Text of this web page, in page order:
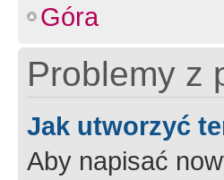
Góra
Problemy z
Jak utworzyć
Aby napisać